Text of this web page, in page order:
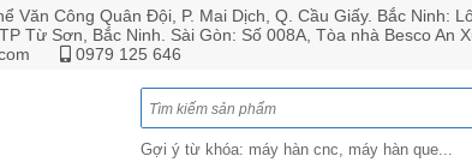
Văn Công Quân Đội, P. Mai Dịch, Q. Cầu Giấy. Bắc
Từ Sơn, Bắc Ninh. Sài Gòn: Số 008A, Tòa nhà Besco An
0979 125 646
Gợi ý từ khóa: máy hàn cnc, máy hàn que...